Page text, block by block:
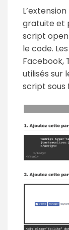
gratuite et
script
le code.
Facebook,
utilisés sur
script sous